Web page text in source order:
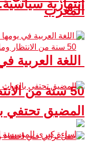
انتهازية
50 سنة من الانتظار وما بعد
المغرب
اللغة العربية
المضيق تحتفي